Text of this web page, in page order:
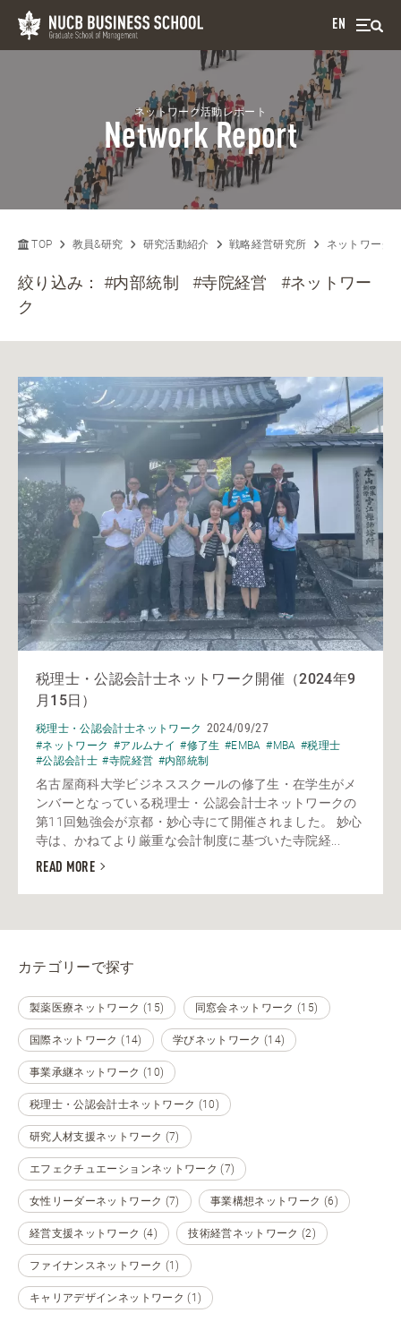
EN
ネットワーク活動レポート
Network Report
TOP 教員&研究 研究活動紹介 戦略経営研究所 ネットワーク
絞り込み：#内部統制 #寺院経営
#ネットワー
ク
税理士・公認会計士ネットワーク開催（2024年9
月15日）
税理士・公認会計士ネットワーク 2024/09/27
#ネットワーク #アルムナイ #修了生 #EMBA #MBA #税理士
#公認会計士 #寺院経営 #内部統制
名古屋商科大学ビジネススクールの修了生・在学生がメ
ンバーとなっている税理士・公認会計士ネットワークの
第11回勉強会が京都・妙心寺にて開催されました。 妙心
寺は、かねてより厳重な会計制度に基づいた寺院経...
READ MORE
カテゴリーで探す
製薬医療ネットワーク (15) 同窓会ネットワーク (15)
国際ネットワーク (14) 学びネットワーク (14)
事業承継ネットワーク (10)
税理士・公認会計士ネットワーク (10)
研究人材支援ネットワーク (7)
エフェクチュエーションネットワーク (7)
女性リーダーネットワーク (7) 事業構想ネットワーク (6)
経営支援ネットワーク (4) 技術経営ネットワーク (2)
ファイナンスネットワーク (1)
キャリアデザインネットワーク (1)